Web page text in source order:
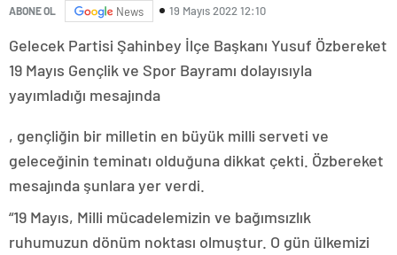
ABONE OL News 19 Mayıs 2022 12:10
Gelecek Partisi Şahinbey İlçe Başkanı Yusuf Özbereket
19 Mayıs Gençlik ve Spor Bayramı dolayısıyla
yayımladığı mesajında
, gençliğin bir milletin en büyük milli serveti ve
geleceğinin teminatı olduğuna dikkat çekti. Özbereket
mesajında şunlara yer verdi.
“19 Mayıs, Milli mücadelemizin ve bağımsızlık
ruhumuzun dönüm noktası olmuştur. O gün ülkemizi